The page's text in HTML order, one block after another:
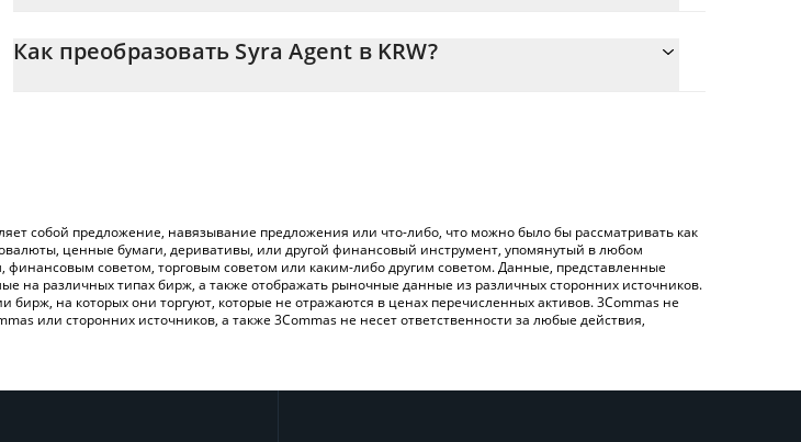
KRW, просто введя сумму Syra Agent в соответствующее поле, и автоматически
конвертирует значение в South Korean Won ({ toSymbol}).
Как преобразовать Syra Agent в KRW?
собой предложение, навязывание предложения или что-либо, что можно было бы рассматривать как
ценные бумаги, деривативы, или другой финансовый инструмент, упомянутый в любом
советом, торговым советом или каким-либо другим советом. Данные, представленные
на различных типах бирж, а также отображать рыночные данные из различных сторонних источников.
бирж, на которых они торгуют, которые не отражаются в ценах перечисленных активов. 3Commas не
или сторонних источников, а также 3Commas не несет ответственности за любые действия,